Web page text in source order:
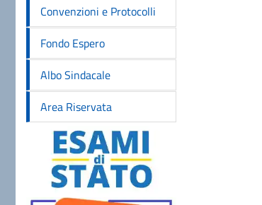
Convenzioni e Protocolli
Fondo Espero
Albo Sindacale
Area Riservata